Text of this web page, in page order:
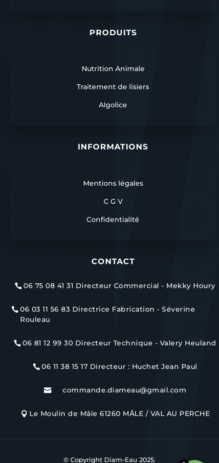
PRODUITS
Nutrition Animale
Traitement de lisiers
Algolice
INFORMATIONS
Mentions légales
C G V
Confidentialité
CONTACT
 06 75 08 41 31 Directeur Commercial - Mekky Houry
 06 03 11 56 83 Directrice Fabrication - Séverine
Rouleau
 06 81 12 99 30 Directeur Technique - Valery Heuland
 06 11 38 15 17 Directeur : Huchet Jean Paul
 commande.diameau@gmail.com
 Le Moulin de Mâle 61260 MÂLE / VAL AU PERCHE
© Copyright Diam-Eau 2025.